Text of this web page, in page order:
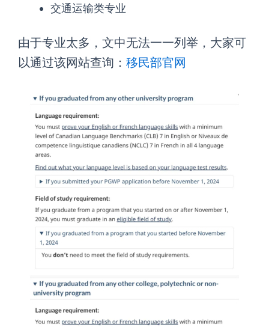
交通运输类专业
由于专业太多，文中无法一一列举，大家可
以通过该网站查询： 移民部官网